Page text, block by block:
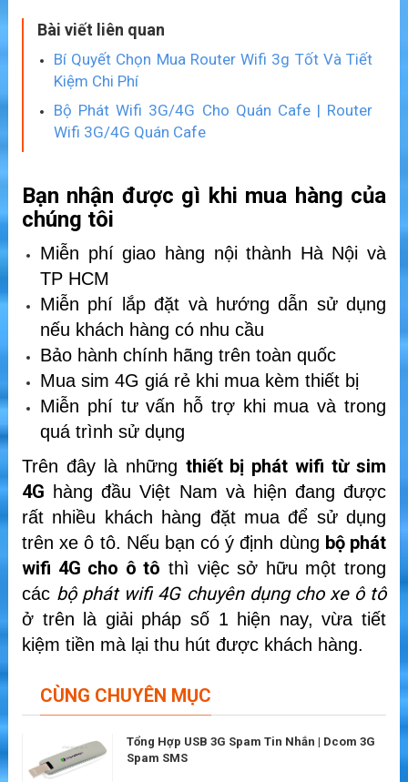
Bài viết liên quan
Bí Quyết Chọn Mua Router Wifi 3g Tốt Và Tiết
Kiệm Chi Phí
Bộ Phát Wifi 3G/4G Cho Quán Cafe | Router
Wifi 3G/4G Quán Cafe
Bạn nhận được gì khi mua hàng của
chúng tôi
Miễn phí giao hàng nội thành Hà Nội và
TP HCM
Miễn phí lắp đặt và hướng dẫn sử dụng
nếu khách hàng có nhu cầu
Bảo hành chính hãng trên toàn quốc
Mua sim 4G giá rẻ khi mua kèm thiết bị
Miễn phí tư vấn hỗ trợ khi mua và trong
quá trình sử dụng
Trên đây là những thiết bị phát wifi từ sim
4G hàng đầu Việt Nam và hiện đang được
rất nhiều khách hàng đặt mua để sử dụng
trên xe ô tô. Nếu bạn có ý định dùng bộ phát
wifi 4G cho ô tô thì việc sở hữu một trong
các bộ phát wifi 4G chuyên dụng cho xe ô tô
ở trên là giải pháp số 1 hiện nay, vừa tiết
kiệm tiền mà lại thu hút được khách hàng.
CÙNG CHUYÊN MỤC
Tổng Hợp USB 3G Spam Tin Nhắn | Dcom 3G
Spam SMS